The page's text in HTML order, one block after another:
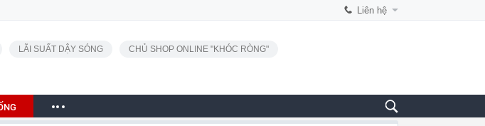
Liên hệ
LÃI SUẤT DẬY SÓNG CHỦ SHOP ONLINE "KHÓC RÒNG"